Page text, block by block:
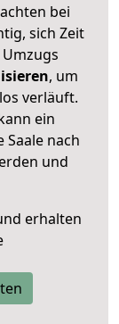
bei
sich Zeit
, um
verläuft.
ein
nach
und
erhalten